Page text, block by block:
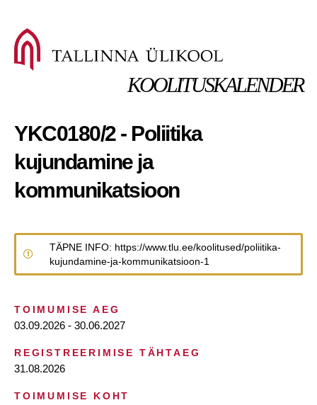
KOOLITUSKALENDER
YKC0180/2 - Poliitika
kujundamine ja
kommunikatsioon
TÄPNE INFO: https://www.tlu.ee/koolitused/poliitika-
kujundamine-ja-kommunikatsioon-1
TOIMUMISE AEG
03.09.2026 - 30.06.2027
REGISTREERIMISE TÄHTAEG
31.08.2026
TOIMUMISE KOHT